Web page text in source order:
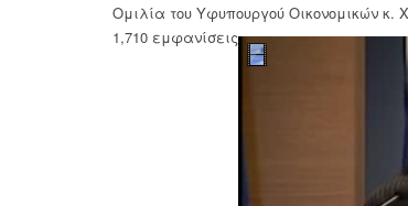
Ομιλία του Υφυπουργού Οικονομικών
1,710 εμφανίσεις